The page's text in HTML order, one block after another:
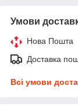
Умови
Нова Пошта
Доставка
Всі умови